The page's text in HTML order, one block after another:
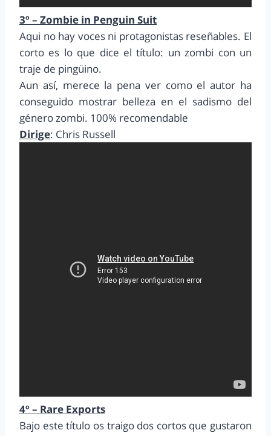
3º – Zombie in Penguin Suit
Aqui no hay voces ni protagonistas reseñables. El
corto es lo que dice el título: un zombi con un
traje de pingüino.
Aun así, merece la pena ver como el autor ha
conseguido mostrar belleza en el sadismo del
género zombi. 100% recomendable
Dirige: Chris Russell
4º – Rare Exports
Bajo este título os traigo dos cortos que gustaron